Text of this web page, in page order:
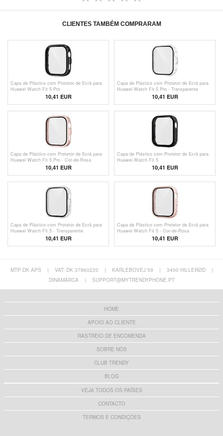
CLIENTES TAMBÉM COMPRARAM
Capa de Plástico com Protetor de Ecrã para
Huawei Watch Fit 5 Pro
10,41 EUR
Capa de Plástico com Protetor de Ecrã para
Huawei Watch Fit 5 Pro - Transparente
10,41 EUR
Capa de Plástico com Protetor de Ecrã para
Huawei Watch Fit 5 Pro - Cor-de-Rosa
10,41 EUR
Capa de Plástico com Protetor de Ecrã para
Huawei Watch Fit 5
10,41 EUR
Capa de Plástico com Protetor de Ecrã para
Huawei Watch Fit 5 - Transparente
10,41 EUR
Capa de Plástico com Protetor de Ecrã para
Huawei Watch Fit 5 - Cor-de-Rosa
10,41 EUR
MTP DK APS | VAT: DK 37860220 | KARLEBOVEJ 59 | 3400 HILLERØD
|
DINAMARCA
| SUPPORT@MYTRENDYPHONE.PT
HOME
APOIO AO CLIENTE
RASTREIO DE ENCOMENDA
SOBRE NÓS
CLUB TRENDY
BLOG
VEJA TODOS OS PAÍSES
CONTACTO
TERMOS E CONDIÇÕES